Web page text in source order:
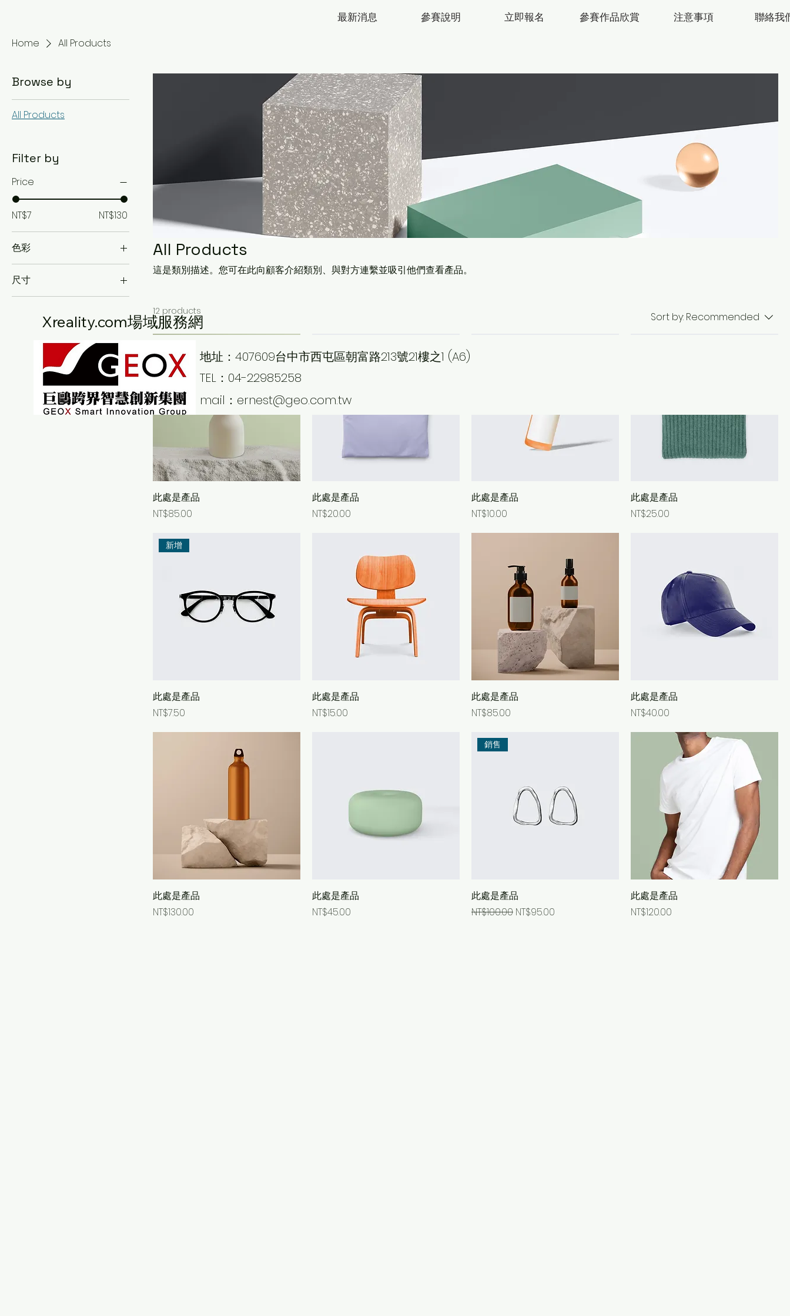
最新消息 參賽說明 立即報名 參賽作品欣賞 注意事項 聯絡我
Home All Products
Browse by
All Products
Filter by
Price
NT$7 NT$130
色彩
尺寸
250 ml
500 ml
Medium
Small
All Products
這是類別描述。您可在此向顧客介紹類別、與對方連繫並吸引他們查看產品。
12 products Sort by: Recommended
此處是產品
Price
NT$85.00
此處是產品
Price
NT$20.00
此處是產品
Price
NT$10.00
此處是產品
Price
NT$25.00
新增
此處是產品
Price
NT$7.50
此處是產品
Price
NT$15.00
此處是產品
Price
NT$85.00
此處是產品
Price
NT$40.00
此處是產品
Price
NT$130.00
此處是產品
Price
NT$45.00
銷售
此處是產品
Regular Price
NT$100.00 Sale Price
NT$95.00
此處是產品
Price
NT$120.00
Xreality.com場域服務網
地址：407609台中市西屯區朝富路213號21樓之1 (A6)
TEL：04-22985258
mail： ernest@geo.com.tw